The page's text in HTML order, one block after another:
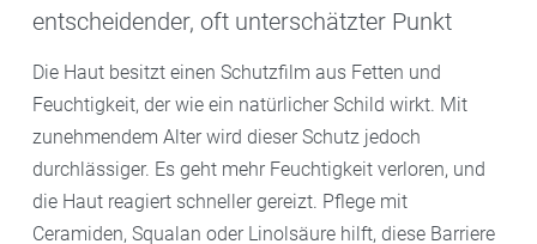
entscheidender, oft unterschätzter Punkt
Die Haut besitzt einen Schutzfilm aus Fetten und
Feuchtigkeit, der wie ein natürlicher Schild wirkt. Mit
zunehmendem Alter wird dieser Schutz jedoch
durchlässiger. Es geht mehr Feuchtigkeit verloren, und
die Haut reagiert schneller gereizt. Pflege mit
Ceramiden, Squalan oder Linolsäure hilft, diese Barriere